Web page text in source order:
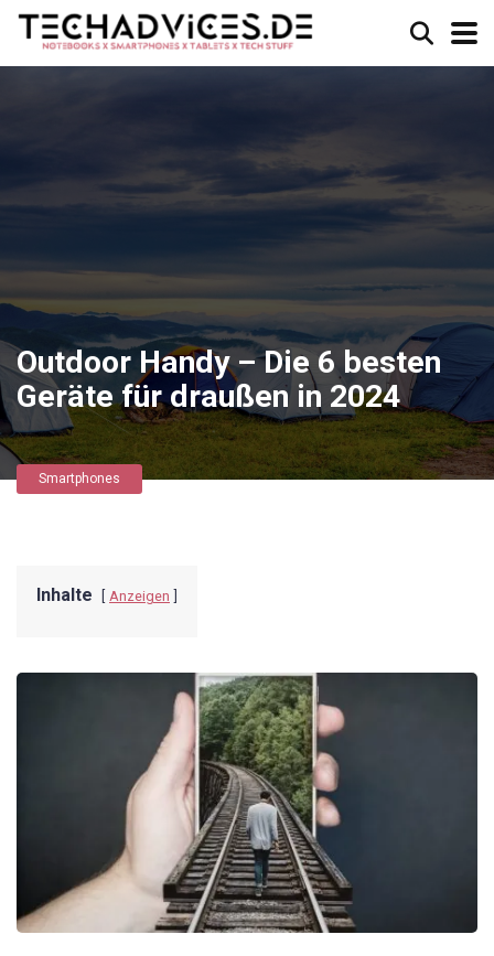
Outdoor Handy – Die 6 besten
Geräte für draußen in 2024
Smartphones
Inhalte Anzeigen